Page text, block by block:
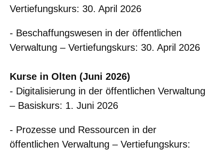
Vertiefungskurs: 30. April 2026
- Beschaffungswesen in der öffentlichen
Verwaltung – Vertiefungskurs: 30. April 2026
Kurse in Olten (Juni 2026)
- Digitalisierung in der öffentlichen Verwaltung
– Basiskurs: 1. Juni 2026
- Prozesse und Ressourcen in der
öffentlichen Verwaltung – Vertiefungskurs: